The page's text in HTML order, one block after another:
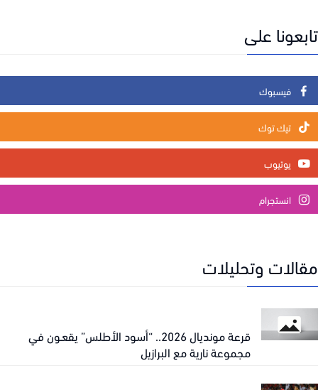
على
فيسبوك
تيك توك
يوتيوب
انستجرام
وتحليلات
قرعة مونديال 2026.. “أسود الأطلس” يقعـون في
مجموعة نارية مع البرازيل